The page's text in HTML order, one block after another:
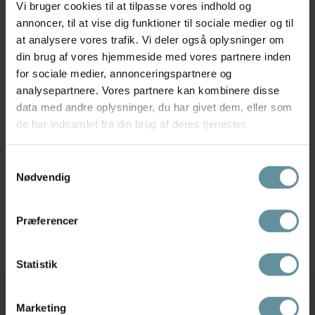
Vi bruger cookies til at tilpasse vores indhold og
annoncer, til at vise dig funktioner til sociale medier og til
at analysere vores trafik. Vi deler også oplysninger om
din brug af vores hjemmeside med vores partnere inden
for sociale medier, annonceringspartnere og
analysepartnere. Vores partnere kan kombinere disse
data med andre oplysninger, du har givet dem, eller som
de har indsamlet fra din brug af deres tjenester.
Nødvendig
Præferencer
Statistik
Marketing
Kaffe KAashley T-Shirt - Grå/hvid
t-shirt...
Kaffe KAbella Blouse - Sort/hvid
Tilmeld kundeklub